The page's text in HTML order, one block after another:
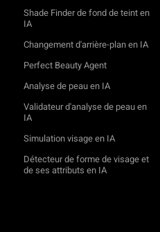
Shade Finder de fond de teint en
IA
Changement d'arrière-plan en IA
Perfect Beauty Agent
Analyse de peau en IA
Validateur d'analyse de peau en
IA
Simulation visage en IA
Détecteur de forme de visage et
de ses attributs en IA